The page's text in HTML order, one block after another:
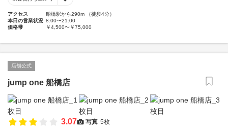
アクセス
船橋駅から290m （徒歩4分）
本日の営業状況 8:00〜21:00
価格帯
￥4,500〜￥75,000
店舗公式
jump one 船橋店
3.07 写真 5枚